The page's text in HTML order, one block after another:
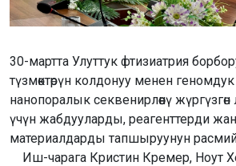
30-мартта Улуттук фтизиатрия
түзмөктөрүн колдонуу менен геномдук
нанопоралык секвенирлөөнү
үчүн жабдууларды, реагенттерди
материалдарды тапшыруунун расмий
⠀ Иш-чарага Кристин Кремер, Ноут